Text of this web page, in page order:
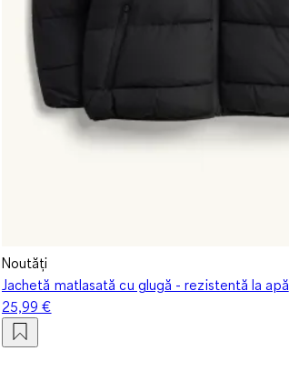
Noutăți
Jachetă matlasată cu glugă - rezistentă la apă
25,99 €